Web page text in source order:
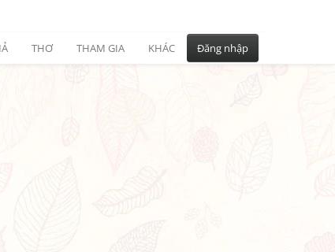
THƠ THAM GIA KHÁC Đăng nhập